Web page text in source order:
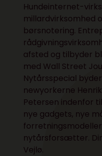
Hundeinternet-
millardvirksomhed
børsnotering.
afsted og tilbyder
med Wall Street
Nytårsspecial
newyorkerne
Petersen indenfor
nye gadgets, nye
nytårsforsætter.
Vejlø.